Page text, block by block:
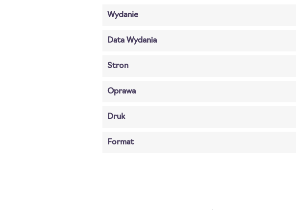
Wydanie
Data Wydania
Stron
Oprawa
Druk
Format